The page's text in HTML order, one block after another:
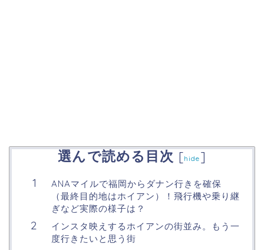
選んで読める目次 [hide ]
ANAマイルで福岡からダナン行きを確保
（最終目的地はホイアン）！飛行機や乗り継
ぎなど実際の様子は？
インスタ映えするホイアンの街並み。もう一
度行きたいと思う街